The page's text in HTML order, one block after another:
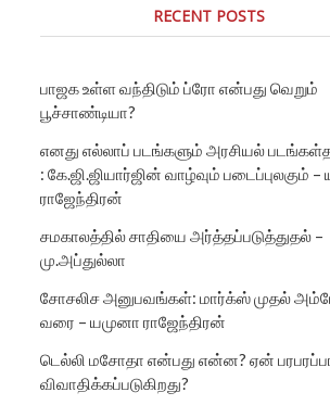
RECENT POSTS
பாஜக உள்ள வந்திடும் ப்ரோ என்பது வெறும்
பூச்சாண்டியா?
எனது எல்லாப் படங்களும் அரசியல்
: கே.ஜி.ஜியார்ஜின் வாழ்வும் படைப்புலகும் –
ராஜேந்திரன்
சமகாலத்தில் சாதியை அர்த்தப்படுத்துதல் –
மு.அப்துல்லா
சோசலிச அனுபவங்கள்: மார்க்ஸ் முதல்
வரை – யமுனா ராஜேந்திரன்
டெல்லி மசோதா என்பது என்ன? ஏன்
விவாதிக்கப்படுகிறது?